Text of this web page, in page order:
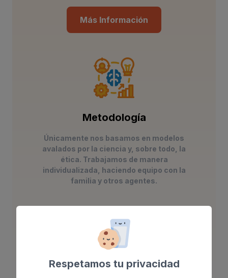
Más Información
Metodología
Únicamente nos basamos en modelos
avalados por la ciencia y, sobre todo, la
ética. Trabajamos de manera
individualizada, haciendo equipo con la
familia y otros agentes.
Más Información
Respetamos tu privacidad